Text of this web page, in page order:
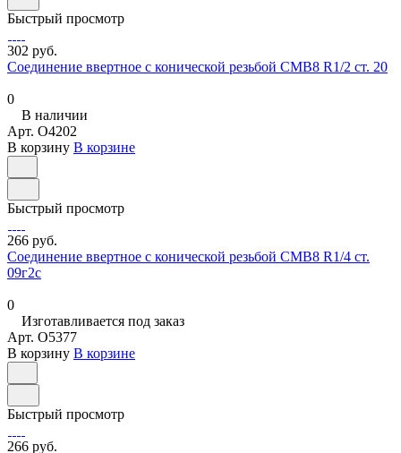
Быстрый просмотр
302 руб.
Соединение ввертное с конической резьбой СМВ8 R1/2 ст. 20
0
В наличии
Арт. O4202
В корзину В корзине
Быстрый просмотр
266 руб.
Соединение ввертное с конической резьбой СМВ8 R1/4 ст.
09г2с
0
Изготавливается под заказ
Арт. O5377
В корзину В корзине
Быстрый просмотр
266 руб.